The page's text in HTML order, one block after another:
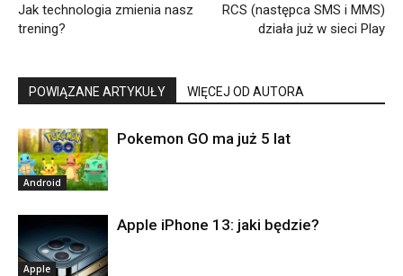
Jak technologia zmienia nasz
trening?
RCS (następca SMS i MMS)
działa już w sieci Play
POWIĄZANE ARTYKUŁY WIĘCEJ OD AUTORA
Android
Pokemon GO ma już 5 lat
Apple
Apple iPhone 13: jaki będzie?